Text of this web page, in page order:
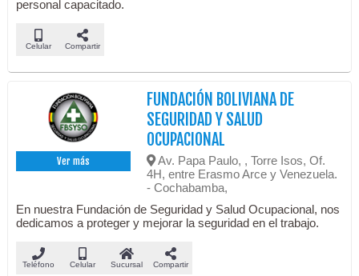
personal capacitado.
Celular Compartir
Ver más
FUNDACIÓN BOLIVIANA DE
SEGURIDAD Y SALUD
OCUPACIONAL
Av. Papa Paulo, , Torre Isos, Of.
4H, entre Erasmo Arce y Venezuela.
- Cochabamba,
En nuestra Fundación de Seguridad y Salud Ocupacional, nos
dedicamos a proteger y mejorar la seguridad en el trabajo.
Teléfono Celular Sucursal Compartir